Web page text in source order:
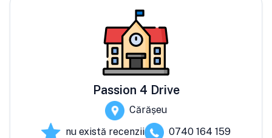
Passion 4 Drive
Cărășeu
nu există recenzii
0740 164 159